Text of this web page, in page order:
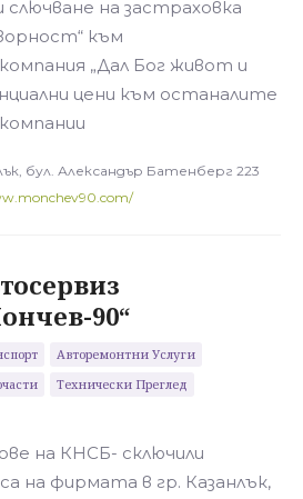
на застраховка
към
„Дал Бог живот и
цени към останалите
бул. Александър Батенберг 223
90“
Авторемонтни Услуги
Технически Преглед
на КНСБ- сключили
на фирмата в гр. Казанлък,